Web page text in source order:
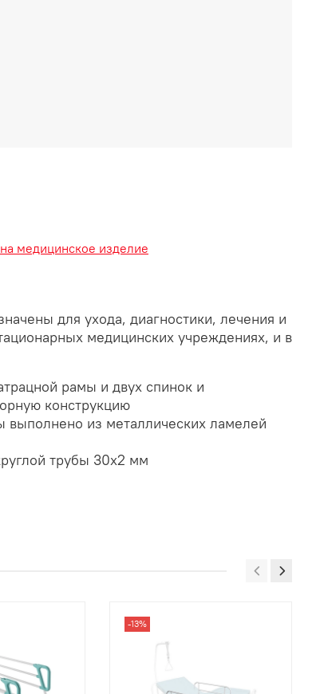
медицинское изделие
для ухода, диагностики, лечения и
медицинских учреждениях, и в
рамы и двух спинок и
конструкцию
из металлических ламелей
трубы 30х2 мм
-13%